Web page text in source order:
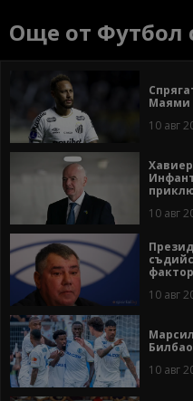
Още от Футбол
Маями
10 авг
10 авг
10 авг
10 авг